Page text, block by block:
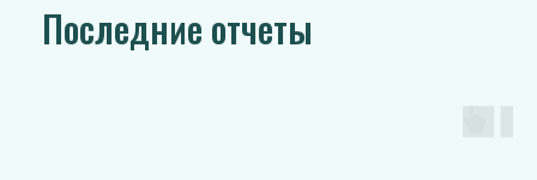
Последние отчеты